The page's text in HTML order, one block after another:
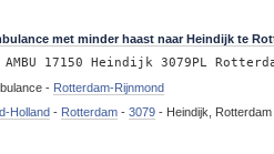
met minder haast naar Heindijk te
AMBU 17150 Heindijk 3079PL
- Rotterdam-Rijnmond
Holland - Rotterdam -3079 - Heindijk, Rotterdam